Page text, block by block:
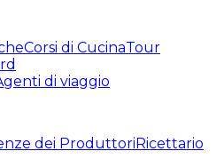
Corsi di CucinaTour
di viaggio
dei ProduttoriRicettario